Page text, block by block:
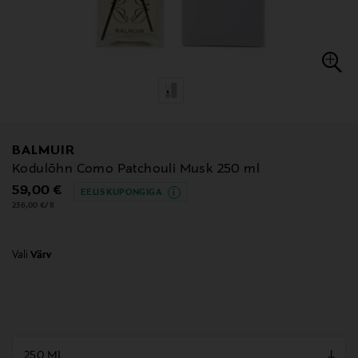
BALMUIR
Kodulõhn Como Patchouli Musk 250 ml
Original Price
59,00 € EELIS KUPONGIGA
236,00 €/1l
Vali Värv